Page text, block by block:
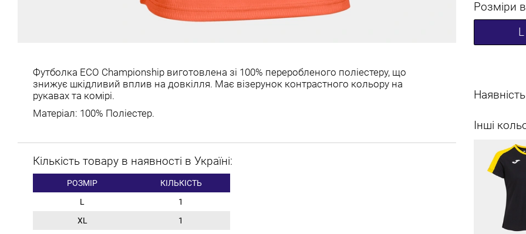
Футболка ECO Championship виготовлена зі 100% переробленого поліестеру, що
знижує шкідливий вплив на довкілля. Має візерунок контрастного кольору на
рукавах та комірі.
Матеріал: 100% Поліестер.
Кількість товару в наявності в Україні:
РОЗМІР
КІЛЬКІСТЬ
L
1
XL
1
Розміри
L
Наявність
Інші